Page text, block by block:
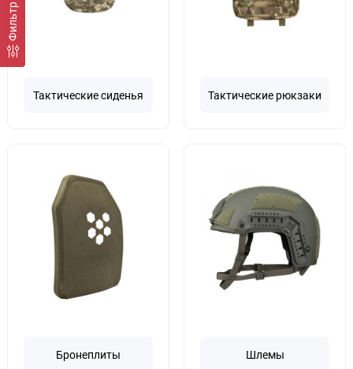
Фильтр
Тактические сиденья Тактические рюкзаки
Бронеплиты Шлемы